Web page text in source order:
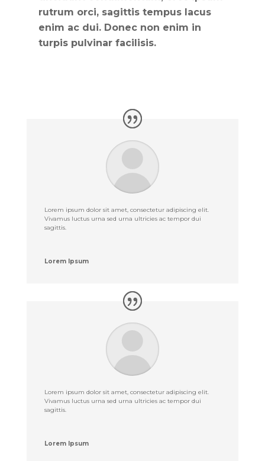
rutrum orci, sagittis tempus lacus
enim ac dui. Donec non enim in
turpis pulvinar facilisis.
Lorem ipsum dolor sit amet, consectetur adipiscing elit.
Vivamus luctus urna sed urna ultricies ac tempor dui
sagittis.
Lorem Ipsum
Lorem ipsum dolor sit amet, consectetur adipiscing elit.
Vivamus luctus urna sed urna ultricies ac tempor dui
sagittis.
Lorem Ipsum